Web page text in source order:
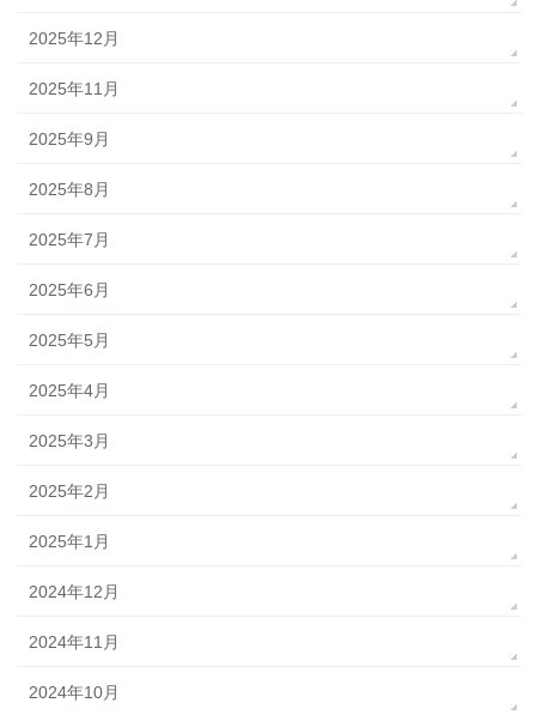
2025年12月
2025年11月
2025年9月
2025年8月
2025年7月
2025年6月
2025年5月
2025年4月
2025年3月
2025年2月
2025年1月
2024年12月
2024年11月
2024年10月